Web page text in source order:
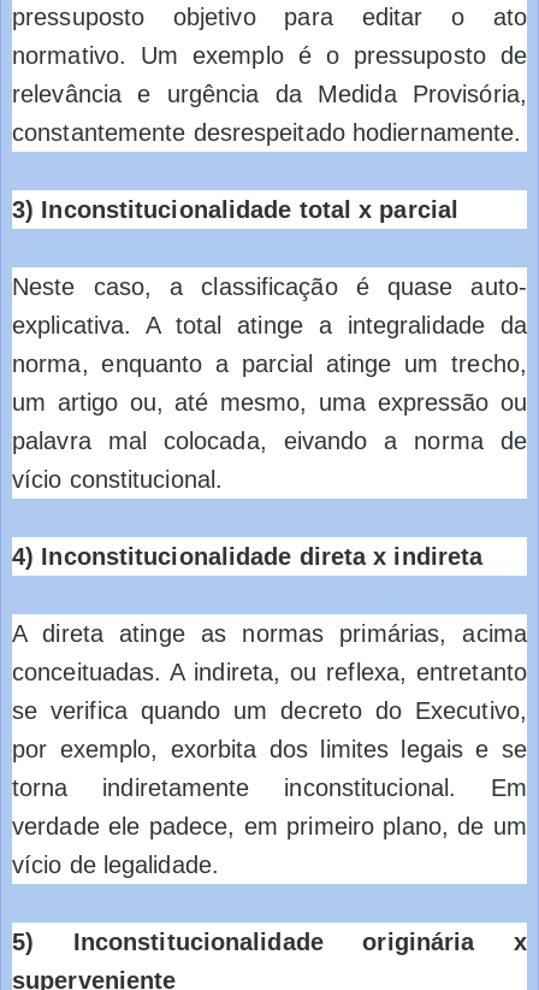
pressuposto objetivo para editar o ato
normativo. Um exemplo é o pressuposto de
relevância e urgência da Medida Provisória,
constantemente desrespeitado hodiernamente.
3) Inconstitucionalidade total x parcial
Neste caso, a classificação é quase auto-
explicativa. A total atinge a integralidade da
norma, enquanto a parcial atinge um trecho,
um artigo ou, até mesmo, uma expressão ou
palavra mal colocada, eivando a norma de
vício constitucional.
4) Inconstitucionalidade direta x indireta
A direta atinge as normas primárias, acima
conceituadas. A indireta, ou reflexa, entretanto
se verifica quando um decreto do Executivo,
por exemplo, exorbita dos limites legais e se
torna indiretamente inconstitucional. Em
verdade ele padece, em primeiro plano, de um
vício de legalidade.
5) Inconstitucionalidade originária x
superveniente